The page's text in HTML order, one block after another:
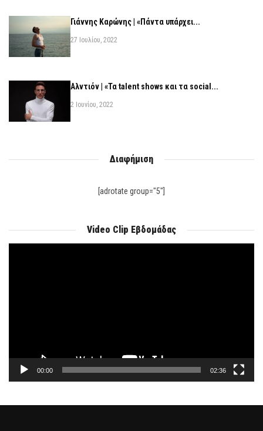
Γιάννης Καρώνης | «Πάντα υπάρχει...
27 Ιουλίου, 2022
Αλντιόν | «Τα talent shows και τα social...
2 Ιουνίου, 2022
Διαφήμιση
[adrotate group="5"]
Video Clip Εβδομάδας
00:00 02:36